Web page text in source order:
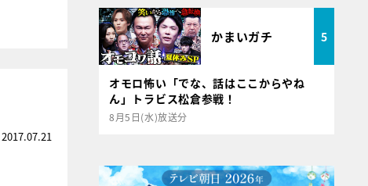
2017.07.21
かまいガチ 5
オモロ怖い「でな、話はここからやね
ん」トラビス松倉参戦！
8月5日(水)放送分